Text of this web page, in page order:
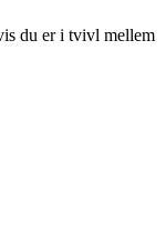
du er i tvivl mellem